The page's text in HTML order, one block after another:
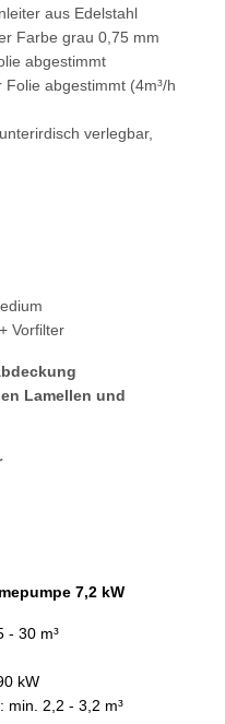
aus Edelstahl
Farbe grau 0,75 mm
abgestimmt
abgestimmt (4m³/h
verlegbar,
Vorfilter
Lamellen und
7,2 kW
- 30 m³
kW
min. 2,2 - 3,2 m³